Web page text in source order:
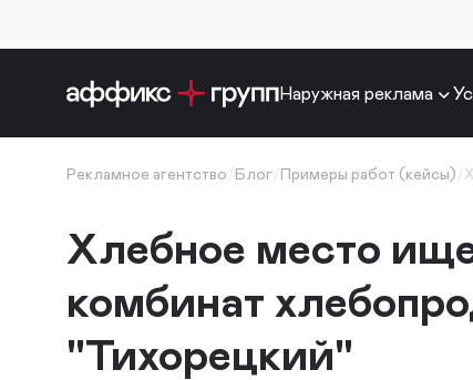
Наружная реклама
Рекламное агентство Блог Примеры работ (кейсы)
Хлебное место
комбинат
"Тихорецкий"